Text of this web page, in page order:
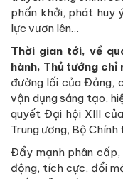
phấn khởi, phát huy
lực vươn lên…
Thời gian tới, về
hành, Thủ tướng chỉ
đường lối của Đảng,
vận dụng sáng tạo,
quyết Đại hội XIII
Trung ương, Bộ
Đẩy mạnh phân cấp,
động, tích cực, đổi